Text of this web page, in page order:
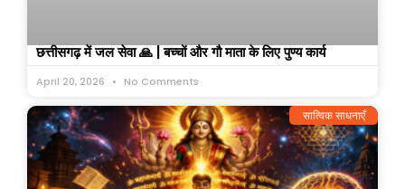
छत्तीसगढ़ में जल सेवा 🙏 | बच्चों और गौ माता के लिए पुण्य कार्य
April 20, 2026 No Comments
सात्विक साधनाएँ